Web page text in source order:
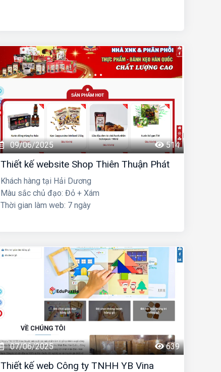
09/06/2025 514
Thiết kế website Shop Thiên Thuận Phát
Khách hàng tại Hải Dương
Màu sắc chủ đạo: Đỏ + Xám
Thời gian làm web: 7 ngày
07/06/2025 639
Thiết kế web Công ty TNHH YB Vina